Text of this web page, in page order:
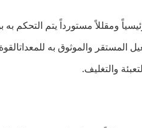
ومقللاً مستورداً يتم التحكم
المستقر والموثوق به
والتغليف.